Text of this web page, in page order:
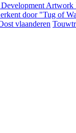
Artwork
door "Tug of
vlaanderen